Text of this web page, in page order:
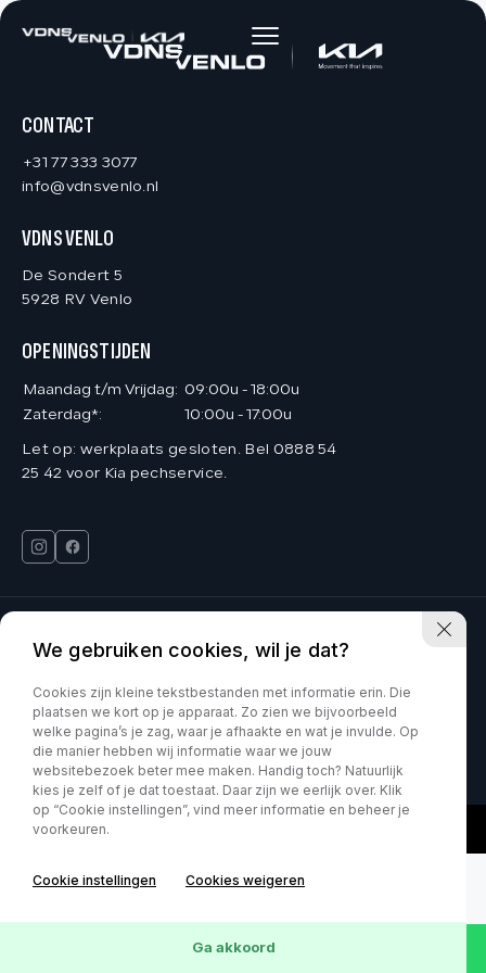
HOME
AANBOD
DIENSTEN
VACATURES
VERKOCHT
CONTACT
CONTACT
+31 77 333 3077
info@vdnsvenlo.nl
VDNS VENLO
De Sondert 5
5928 RV Venlo
OPENINGSTIJDEN
Maandag t/m Vrijdag: 09:00u - 18:00u
Zaterdag*:
10:00u - 17:00u
Let op: werkplaats gesloten. Bel 0888 54
25 42 voor Kia pechservice.
Deinum Venlo is onderdeel van Kia VDNS
Car Movement is onderdeel van Kia VDNS
KVK : 60070897
We gebruiken cookies, wil je dat?
Cookies zijn kleine tekstbestanden met informatie erin. Die
plaatsen we kort op je apparaat. Zo zien we bijvoorbeeld
welke pagina’s je zag, waar je afhaakte en wat je invulde. Op
die manier hebben wij informatie waar we jouw
websitebezoek beter mee maken. Handig toch? Natuurlijk
kies je zelf of je dat toestaat. Daar zijn we eerlijk over. Klik
op “Cookie instellingen”, vind meer informatie en beheer je
voorkeuren.
Cookie instellingen Cookies weigeren
Ga akkoord